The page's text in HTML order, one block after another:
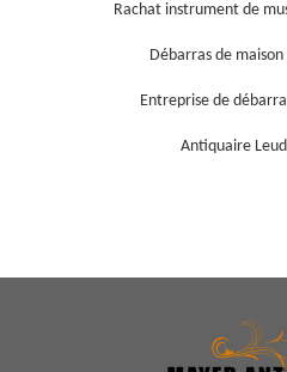
Rachat instrument de
Débarras de
Entreprise de
Antiquaire